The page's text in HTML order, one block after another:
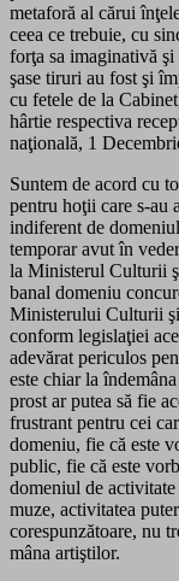
metaforă al cărui
ceea ce trebuie, cu
forţa sa imaginativă
şase tiruri au fost şi
cu fetele de la
hârtie respectiva
naţională, 1
Suntem de acord cu
pentru hoţii care s-au
indiferent de
temporar avut în
la Ministerul Culturii
banal domeniu
Ministerului Culturii
conform legislaţiei
adevărat periculos
este chiar la
prost ar putea să fie
frustrant pentru cei
domeniu, fie că este
public, fie că este
domeniul de
muze, activitatea
corespunzătoare, nu
mâna artiştilor.